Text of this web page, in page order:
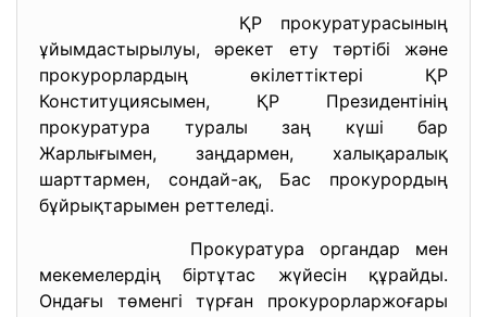
ҚР прокуратурасының
ұйымдастырылуы, әрекет ету тәртібі және
прокурорлардың өкілеттіктері ҚР
Конституциясымен, ҚР Президентінің
прокуратура туралы заң күші бар
Жарлығымен, заңдармен, халықаралық
шарттармен, сондай-ақ, Бас прокурордың
бұйрықтарымен реттеледі.
Прокуратура органдар мен
мекемелердің біртұтас жүйесін құрайды.
Ондағы төменгі түрған прокурорларжоғары